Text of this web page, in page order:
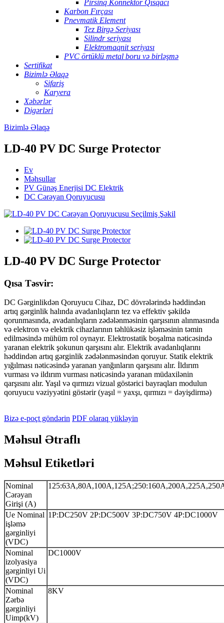
Pirsinq Konnektor Qısqacı
Karbon Fırçası
Pnevmatik Element
Tez Birgə Seriyası
Silindr seriyası
Elektromaqnit seriyası
PVC örtüklü metal boru və birləşmə
Sertifikat
Bizimlə Əlaqə
Sifariş
Karyera
Xəbərlər
Digərləri
Bizimlə Əlaqə
LD-40 PV DC Surge Protector
Ev
Məhsullar
PV Günəş Enerjisi DC Elektrik
DC Cərəyan Qoruyucusu
LD-40 PV DC Surge Protector
Qısa Təsvir:
DC Gərginlikdən Qoruyucu Cihaz, DC dövrələrində həddindən
artıq gərginlik halında avadanlıqların tez və effektiv şəkildə
qorunmasında, avadanlıqların zədələnməsinin qarşısının alınmasında
və elektron və elektrik cihazlarının təhlükəsiz işləməsinin təmin
edilməsində mühüm rol oynayır. Elektrostatik boşalma nəticəsində
yaranan elektrik şokunun qarşısını alır. Elektrik avadanlıqlarını
həddindən artıq gərginlik zədələnməsindən qoruyur. Statik elektrik
yığılması nəticəsində yaranan yanğınların qarşısını alır. İldırım
vurması və ildırım vurması nəticəsində yaranan müdaxilənin
qarşısını alır. Yaşıl və qırmızı vizual göstərici bayraqları modulun
qoruyucu vəziyyətini göstərir (yaşıl = yaxşı, qırmızı = dəyişdirmə)
Bizə e-poçt göndərin PDF olaraq yükləyin
Məhsul Ətraflı
Məhsul Etiketləri
Nominal
Cərəyan
Girişi (A)
Ue Nominal
işləmə
gərginliyi
(VDC)
1P:DC250V 2P:DC500V 3P:DC750V 4P:DC1000V
Nominal
izolyasiya
gərginliyi Ui
(VDC)
DC1000V
Nominal
Zərbə
gərginliyi
Uimp(kV)
8KV